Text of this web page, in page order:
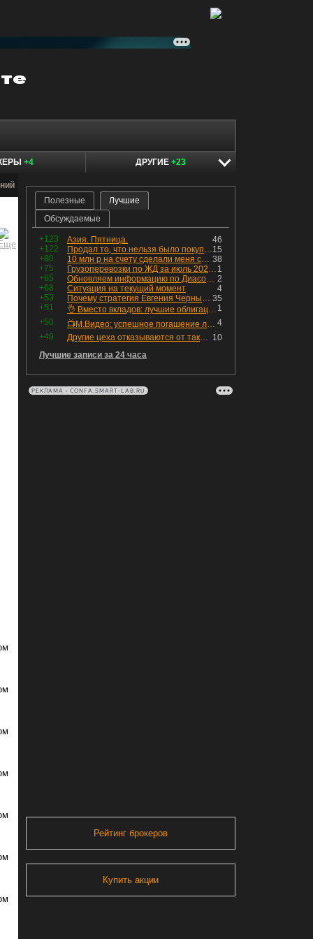
+4 ДРУГИЕ +23
Полезные
Лучшие
Обсуждаемые
+123 46
Азия. Пятница.
+122
15
Продал то, что нельзя было покупать. Изменения в портфеле
+80
38
10 млн р на счету сделали меня счастливым? Ожидание vs Реальность!
+75
1
Грузоперевозки по ЖД за июль 2026 г. — четвёртый месяц подряд роста, чёрные металлы на уровне прошлого года, а каменный уголь в плюсе.
+65
2
Обновляем информацию по Диасофту: дивиденды и выкуп
+68
4
Ситуация на текущий момент
+53
35
Почему стратегия Евгения Черных приведет вас к убыткам в 2026 году
+51
1
👌 Вместо вкладов: лучшие облигации — только супер надёжные
+50
4
📺М.Видео: успешное погашение любимого флоатера
+49
10
Другие цеха отказываются от таких деталей — а мы построили на них производство с оборотом 70 млн
Лучшие записи за 24 часа
РЕКЛАМА • CONFA.SMART-LAB.RU
Рейтинг брокеров
Купить акции